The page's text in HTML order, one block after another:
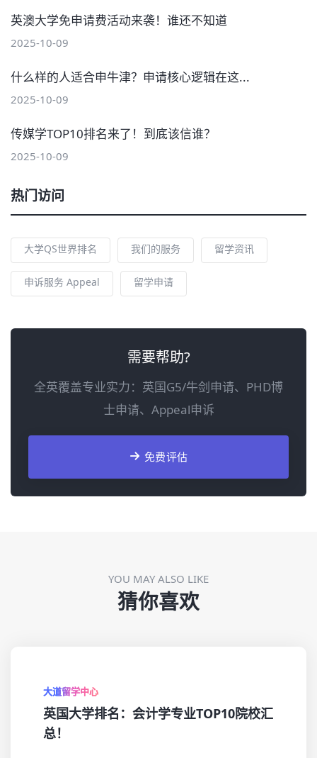
英澳大学免申请费活动来袭！谁还不知道
2025-10-09
什么样的人适合申牛津？申请核心逻辑在这...
2025-10-09
传媒学TOP10排名来了！到底该信谁？
2025-10-09
热门访问
大学QS世界排名 我们的服务 留学资讯
申诉服务 Appeal 留学申请
需要帮助?
全英覆盖专业实力：英国G5/牛剑申请、PHD博
士申请、Appeal申诉
免费评估
YOU MAY ALSO LIKE
猜你喜欢
大道留学中心
英国大学排名：会计学专业TOP10院校汇
总！